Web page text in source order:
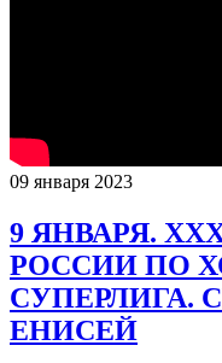
09 января 2023
9 ЯНВАРЯ.
РОССИИ ПО
СУПЕРЛИГА.
ЕНИСЕЙ